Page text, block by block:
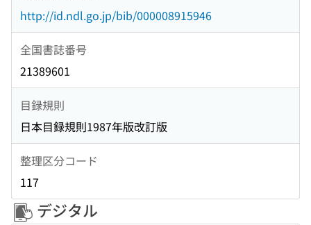
http://id.ndl.go.jp/bib/000008915946
全国書誌番号
21389601
目録規則
日本目録規則1987年版改訂版
整理区分コード
117
デジタル